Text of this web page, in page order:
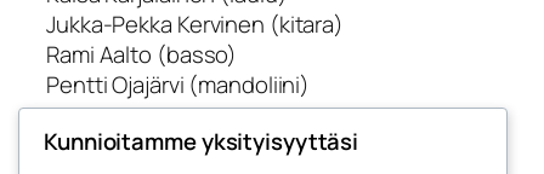
Jukka-Pekka Kervinen (kitara)
Rami Aalto (basso)
Pentti Ojajärvi (mandoliini)
Paste HTML code here…
Kunnioitamme yksityisyyttäsi